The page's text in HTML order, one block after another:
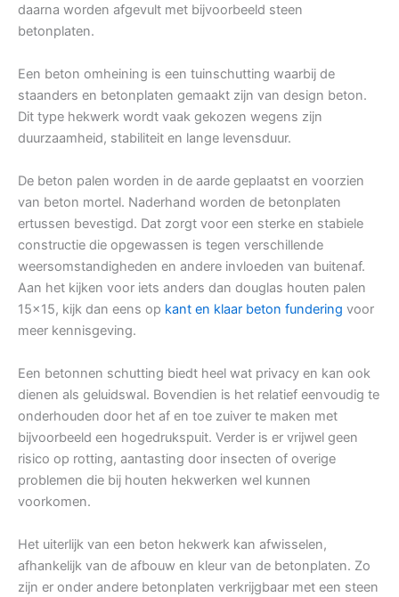
daarna worden afgevult met bijvoorbeeld steen
betonplaten.
Een beton omheining is een tuinschutting waarbij de
staanders en betonplaten gemaakt zijn van design beton.
Dit type hekwerk wordt vaak gekozen wegens zijn
duurzaamheid, stabiliteit en lange levensduur.
De beton palen worden in de aarde geplaatst en voorzien
van beton mortel. Naderhand worden de betonplaten
ertussen bevestigd. Dat zorgt voor een sterke en stabiele
constructie die opgewassen is tegen verschillende
weersomstandigheden en andere invloeden van buitenaf.
Aan het kijken voor iets anders dan douglas houten palen
15×15, kijk dan eens op kant en klaar beton fundering voor
meer kennisgeving.
Een betonnen schutting biedt heel wat privacy en kan ook
dienen als geluidswal. Bovendien is het relatief eenvoudig te
onderhouden door het af en toe zuiver te maken met
bijvoorbeeld een hogedrukspuit. Verder is er vrijwel geen
risico op rotting, aantasting door insecten of overige
problemen die bij houten hekwerken wel kunnen
voorkomen.
Het uiterlijk van een beton hekwerk kan afwisselen,
afhankelijk van de afbouw en kleur van de betonplaten. Zo
zijn er onder andere betonplaten verkrijgbaar met een steen